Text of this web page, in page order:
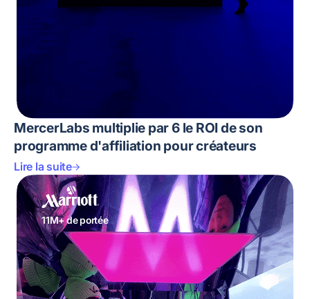
MercerLabs multiplie par 6 le ROI de son
programme d'affiliation pour créateurs
Lire la suite
11M+ de portée